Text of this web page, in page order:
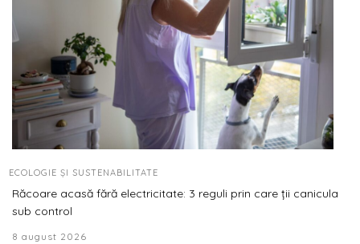
ECOLOGIE ȘI SUSTENABILITATE
Răcoare acasă fără electricitate: 3 reguli prin care ții canicula
sub control
8 august 2026